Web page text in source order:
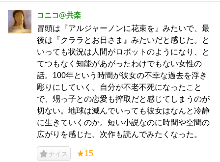
コニコ@共楽
冒頭は『アルジャーノンに花束を』みたいで、最
後は『クララとお日さま』みたいだと感じた。と
いっても状況は人間がロボットのようになり、と
てつもなく知能があがったわけでもない女性の
話。100年という時間が彼女の不幸な過去を浮き
彫りにしていく。自分が不老不死になったこと
で、甥っ子との恋愛も搾取だと感じてしまうのが
切ない。地球は滅んでいっても彼女はなんと冷静
に生きていくのか。短い小説なのに時間や空間の
広がりを感じた。次作も読んでみたくなった。
ナイス ★15